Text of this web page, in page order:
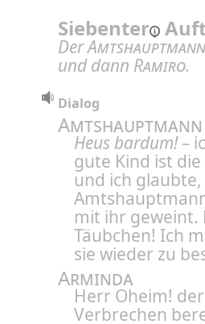
Siebenter
DerAmtshauptmann
und dann Ramiro.
Dialog
Amtshauptmann
Heus bardum!–
gute Kind ist
und ich
mit ihr geweint.
Täubchen! Ich
sie wieder zu
Arminda
Herr Oheim!
Verbrechen